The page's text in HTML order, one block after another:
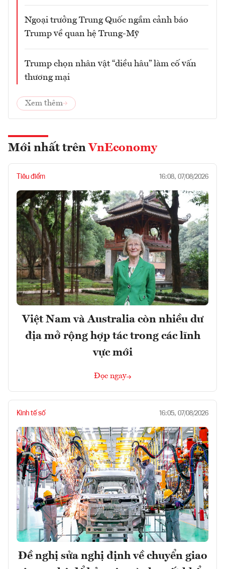
Ngoại trưởng Trung Quốc ngầm cảnh báo
Trump về quan hệ Trung-Mỹ
Trump chọn nhân vật “diều hâu” làm cố vấn
thương mại
Xem thêm
Mới nhất trên VnEconomy
Tiêu điểm 16:08, 07/08/2026
Việt Nam và Australia còn nhiều dư
địa mở rộng hợp tác trong các lĩnh
vực mới
Đọc ngay
Kinh tế số 16:05, 07/08/2026
Đề nghị sửa nghị định về chuyển giao